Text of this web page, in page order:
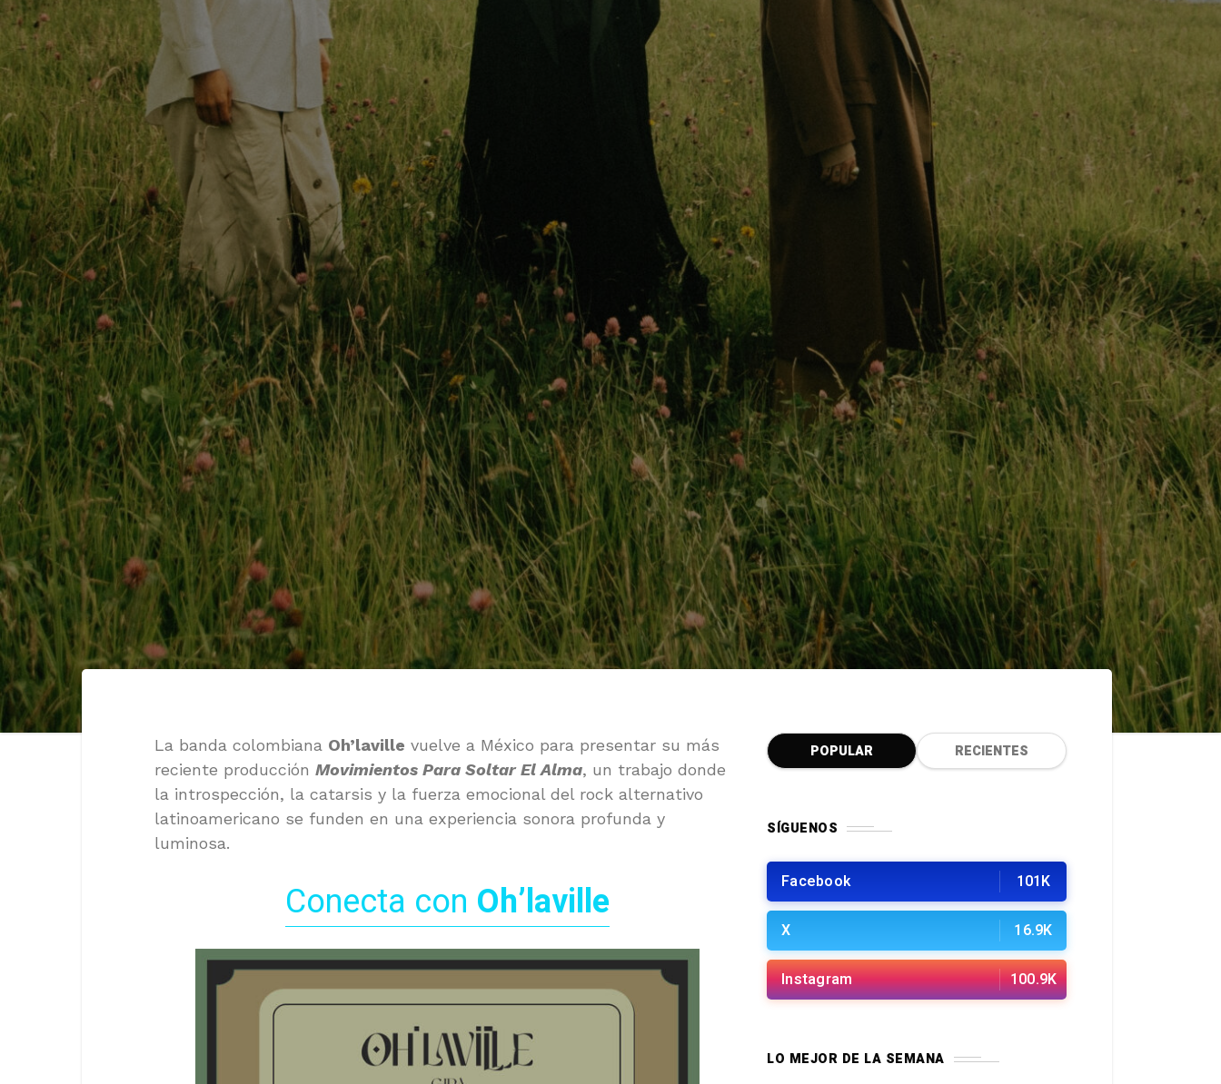
La banda colombiana Oh’laville vuelve a México para presentar su más
reciente producción Movimientos Para Soltar El Alma, un trabajo donde
la introspección, la catarsis y la fuerza emocional del rock alternativo
latinoamericano se funden en una experiencia sonora profunda y
luminosa.
Conecta con Oh’laville
POPULAR RECIENTES
SÍGUENOS
Facebook 101K
X 16.9K
Instagram 100.9K
LO MEJOR DE LA SEMANA